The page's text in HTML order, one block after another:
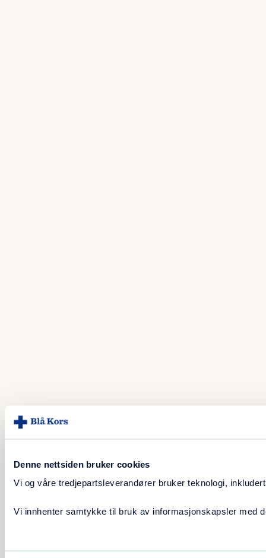
Denne nettsiden bruker cookies
Vi og våre tredjepartsleverandører bruker teknologi,
Vi innhenter samtykke til bruk av informasjonskapsler med